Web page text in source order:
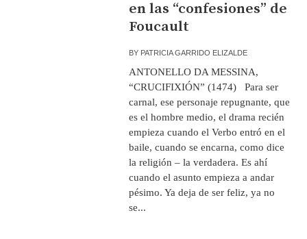
en las “confesiones” de
Foucault
BY PATRICIA GARRIDO ELIZALDE
ANTONELLO DA MESSINA,
“CRUCIFIXIÓN” (1474) Para ser
carnal, ese personaje repugnante, que
es el hombre medio, el drama recién
empieza cuando el Verbo entró en el
baile, cuando se encarna, como dice
la religión – la verdadera. Es ahí
cuando el asunto empieza a andar
pésimo. Ya deja de ser feliz, ya no
se...